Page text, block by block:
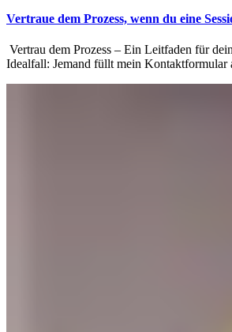
Vertraue dem Prozess, wenn du eine
Vertrau dem Prozess – Ein Leitfaden für
Idealfall: Jemand füllt mein Kontaktformular